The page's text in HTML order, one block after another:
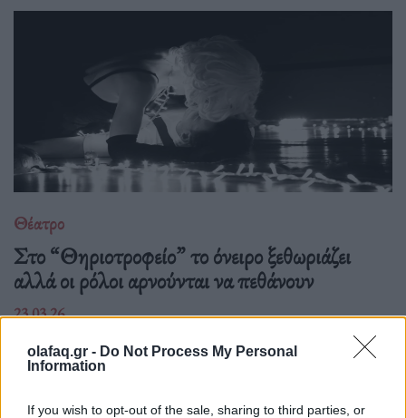
olafaq.gr - Do Not Process My Personal
Information
If you wish to opt-out of the sale, sharing to third parties, or
Θέατρο
Στο “Θηριοτροφείο” το όνειρο ξεθωριάζει
αλλά οι ρόλοι αρνούνται να πεθάνουν
23.03.26
Ένα σπίτι γεμάτο ρόλους που δεν λένε να σβήσουν. Το
"Θηριοτροφείο" του Δημήτρη Τσεκούρα μετατρέπει το όνειρο
σε παγίδα και το παράλογο σε καθρέφτη.